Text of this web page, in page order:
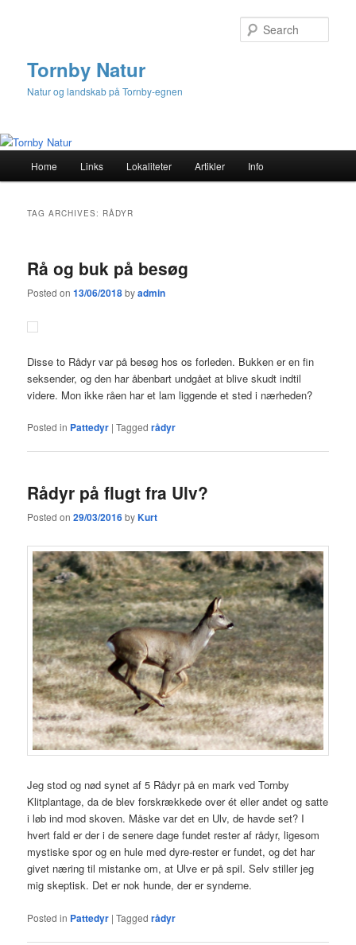
Tornby Natur
Natur og landskab på Tornby-egnen
Skip
content
Skip
content
Home Links Lokaliteter Artikler Info
TAG ARCHIVES: RÅDYR
Rå og buk på besøg
Posted on13/06/2018byadmin
Disse to Rådyr var på besøg hos os forleden. Bukken er en fin
seksender, og den har åbenbart undgået at blive skudt indtil
videre. Mon ikke råen har et lam liggende et sted i nærheden?
Posted in Pattedyr |Tagged rådyr
Rådyr på flugt fra Ulv?
Posted on29/03/2016byKurt
Jeg stod og nød synet af 5 Rådyr på en mark ved Tornby
Klitplantage, da de blev forskrækkede over ét eller andet og satte
i løb ind mod skoven. Måske var det en Ulv, de havde set? I
hvert fald er der i de senere dage fundet rester af rådyr, ligesom
mystiske spor og en hule med dyre-rester er fundet, og det har
givet næring til mistanke om, at Ulve er på spil. Selv stiller jeg
mig skeptisk. Det er nok hunde, der er synderne.
Posted in Pattedyr |Tagged rådyr